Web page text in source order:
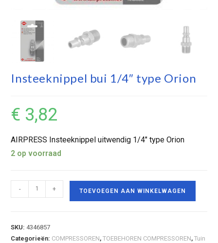
Insteeknippel bui 1/4″ type Orion
€ 3,82
AIRPRESS Insteeknippel uitwendig 1/4″ type Orion
2 op voorraad
- + TOEVOEGEN AAN WINKELWAGEN
SKU:4346857
Categorieën: COMPRESSOREN,TOEBEHOREN COMPRESSOREN,Tuin